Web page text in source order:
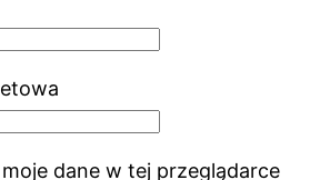
dane w tej przeglądarce